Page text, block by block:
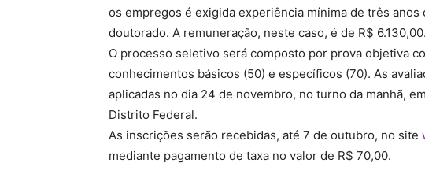
os empregos é exigida experiência mínima de três
doutorado. A remuneração, neste caso, é de R$ 6.130,00.
O processo seletivo será composto por prova objetiva
conhecimentos básicos (50) e específicos (70). As
aplicadas no dia 24 de novembro, no turno da manhã,
Distrito Federal.
As inscrições serão recebidas, até 7 de outubro, no site
mediante pagamento de taxa no valor de R$ 70,00.